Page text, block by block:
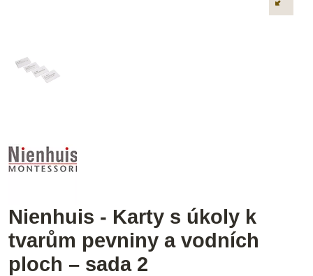
Nienhuis - Karty s úkoly k
tvarům pevniny a vodních
ploch – sada 2